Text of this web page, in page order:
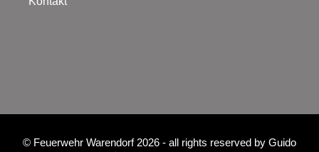
© Feuerwehr Warendorf 2026 - all rights reserved by Guido